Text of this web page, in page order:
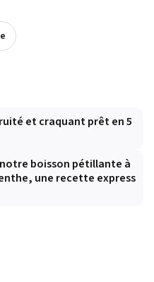
et craquant prêt en 5
boisson pétillante à
une recette express